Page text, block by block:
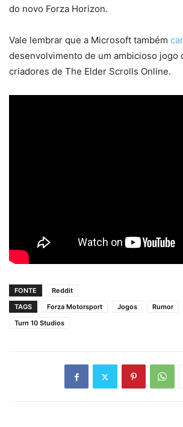
do novo Forza Horizon.
Vale lembrar que a Microsoft também
desenvolvimento de um ambicioso jogo
criadores de The Elder Scrolls Online.
FONTE
Reddit
TAGS
Forza Motorsport Jogos Rumor
Turn 10 Studios